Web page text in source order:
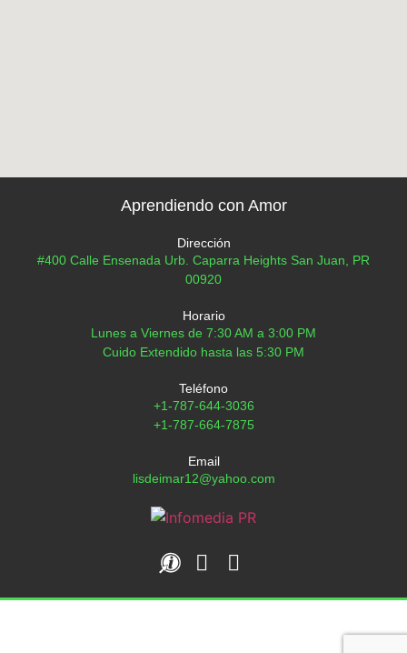
Aprendiendo con Amor
Dirección
#400 Calle Ensenada Urb. Caparra Heights San Juan, PR
00920
Horario
Lunes a Viernes de 7:30 AM a 3:00 PM
Cuido Extendido hasta las 5:30 PM
Teléfono
+1-787-644-3036
+1-787-664-7875
Email
lisdeimar12@yahoo.com